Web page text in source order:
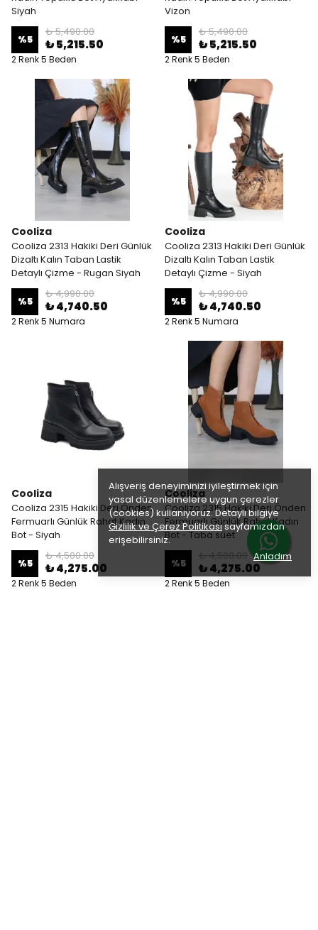
Alışveriş deneyiminizi iyileştirmek için
yasal düzenlemelere uygun çerezler
(cookies) kullanıyoruz. Detaylı bilgiye
Gizlilik ve Çerez Politikasısayfamızdan
erişebilirsiniz.
Anladım
Siyah
%5
₺ 5,490.00
₺ 5,215.50
2 Renk 5 Beden
Vizon
%5
₺ 5,490.00
₺ 5,215.50
2 Renk 5 Beden
Cooliza
Cooliza 2313 Hakiki Deri Günlük
Dizaltı Kalın Taban Lastik
Detaylı Çizme - Rugan Siyah
%5
₺ 4,990.00
₺ 4,740.50
2 Renk 5 Numara
Cooliza
Cooliza 2313 Hakiki Deri Günlük
Dizaltı Kalın Taban Lastik
Detaylı Çizme - Siyah
%5
₺ 4,990.00
₺ 4,740.50
2 Renk 5 Numara
Cooliza
Cooliza 2315 Hakiki Deri Önden
Fermuarlı Günlük Rahat Kadın
Bot - Siyah
%5
₺ 4,500.00
₺ 4,275.00
2 Renk 5 Beden
Cooliza
Cooliza 2315 Hakiki Deri Önden
Fermuarlı Günlük Rahat Kadın
Bot - Taba süet
%5 ₺ 4,275.00
2 Renk 5 Beden